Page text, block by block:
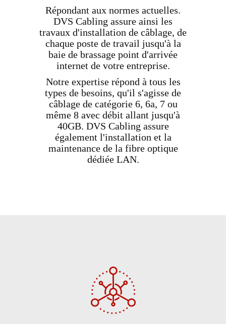
Répondant aux normes actuelles.
DVS Cabling assure ainsi les
travaux d'installation de câblage, de
chaque poste de travail jusqu'à la
baie de brassage point d'arrivée
internet de votre entreprise.
Notre expertise répond à tous les
types de besoins, qu'il s'agisse de
câblage de catégorie 6, 6a, 7 ou
même 8 avec débit allant jusqu'à
40GB. DVS Cabling assure
également l'installation et la
maintenance de la fibre optique
dédiée LAN.